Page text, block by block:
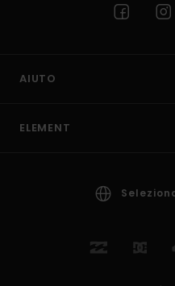
AIUTO
ELEMENT